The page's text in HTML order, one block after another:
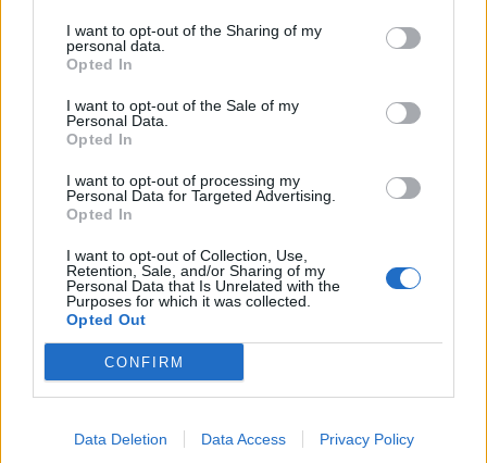
I want to opt-out of the Sharing of my
personal data.
Opted In
I want to opt-out of the Sale of my
Personal Data.
Opted In
I want to opt-out of processing my
Personal Data for Targeted Advertising.
Opted In
I want to opt-out of Collection, Use,
Retention, Sale, and/or Sharing of my
Personal Data that Is Unrelated with the
Purposes for which it was collected.
Opted Out
CONFIRM
Data Deletion Data Access Privacy Policy
ΠΕΡΙΣΣΌΤΕΡΑ ΣΕ ΑΥΤΉ ΤΗΝ ΚΑΤΗΓΟΡΊΑ
METRO AEBE: Πωλήσεις
1,5 δισ. το 2022,
επενδύσεις 250 εκατ. την
1.147 κενές θέσεις